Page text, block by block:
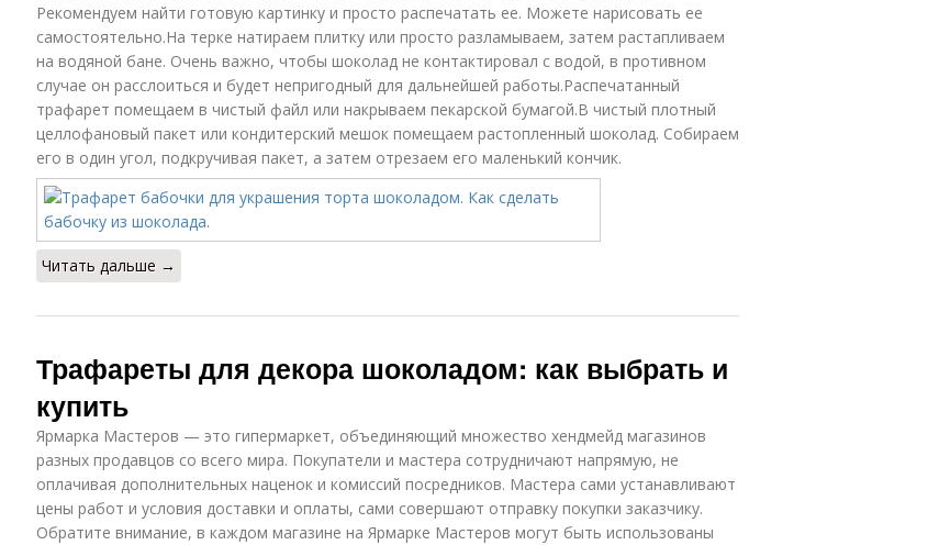
Рекомендуем найти готовую картинку и просто распечатать ее. Можете нарисовать ее
самостоятельно.На терке натираем плитку или просто разламываем, затем растапливаем
на водяной бане. Очень важно, чтобы шоколад не контактировал с водой, в противном
случае он расслоиться и будет непригодный для дальнейшей работы.Распечатанный
трафарет помещаем в чистый файл или накрываем пекарской бумагой.В чистый плотный
целлофановый пакет или кондитерский мешок помещаем растопленный шоколад. Собираем
его в один угол, подкручивая пакет, а затем отрезаем его маленький кончик.
Читать дальше →
Трафареты для декора шоколадом: как выбрать и
купить
Ярмарка Мастеров — это гипермаркет, объединяющий множество хендмейд магазинов
разных продавцов со всего мира. Покупатели и мастера сотрудничают напрямую, не
оплачивая дополнительных наценок и комиссий посредников. Мастера сами устанавливают
цены работ и условия доставки и оплаты, сами совершают отправку покупки заказчику.
Обратите внимание, в каждом магазине на Ярмарке Мастеров могут быть использованы